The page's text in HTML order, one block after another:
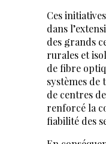
Ces
dans
des grands
rurales et
de fibre
systèmes de
de centres
renforcé la
fiabilité des